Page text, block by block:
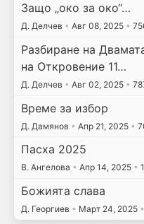
Защо „око за око“…
Д. Делчев • Авг 08, 2025 •
Разбиране на
на Откровение 11…
Д. Делчев • Авг 02, 2025 •
Време за избор
Д. Дамянов • Апр 21, 2025 •
Пасха 2025
В. Ангелова • Апр 14, 2025 •
Божията слава
Д. Георгиев • Март 24, 2025 •